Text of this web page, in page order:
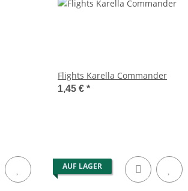
Flights Karella Commander
1,45 € *
AUF LAGER